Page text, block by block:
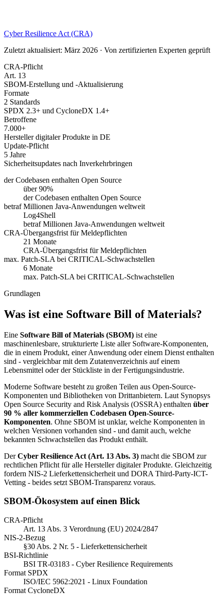
Cyber Resilience Act (CRA)
Zuletzt aktualisiert: März 2026 · Von zertifizierten Experten geprüft
CRA-Pflicht
Art. 13
SBOM-Erstellung und -Aktualisierung
Formate
2 Standards
SPDX 2.3+ und CycloneDX 1.4+
Betroffene
7.000+
Hersteller digitaler Produkte in DE
Update-Pflicht
5 Jahre
Sicherheitsupdates nach Inverkehrbringen
der Codebasen enthalten Open Source
über 90%
der Codebasen enthalten Open Source
betraf Millionen Java-Anwendungen weltweit
Log4Shell
betraf Millionen Java-Anwendungen weltweit
CRA-Übergangsfrist für Meldepflichten
21 Monate
CRA-Übergangsfrist für Meldepflichten
max. Patch-SLA bei CRITICAL-Schwachstellen
6 Monate
max. Patch-SLA bei CRITICAL-Schwachstellen
Grundlagen
Was ist eine Software Bill of Materials?
Eine Software Bill of Materials (SBOM) ist eine
maschinenlesbare, strukturierte Liste aller Software-Komponenten,
die in einem Produkt, einer Anwendung oder einem Dienst enthalten
sind - vergleichbar mit dem Zutatenverzeichnis auf einem
Lebensmittel oder der Stückliste in der Fertigungsindustrie.
Moderne Software besteht zu großen Teilen aus Open-Source-
Komponenten und Bibliotheken von Drittanbietern. Laut Synopsys
Open Source Security and Risk Analysis (OSSRA) enthalten über
90 % aller kommerziellen Codebasen Open-Source-
Komponenten. Ohne SBOM ist unklar, welche Komponenten in
welchen Versionen vorhanden sind - und damit auch, welche
bekannten Schwachstellen das Produkt enthält.
DerCyber Resilience Act (Art. 13 Abs. 3) macht die SBOM zur
rechtlichen Pflicht für alle Hersteller digitaler Produkte. Gleichzeitig
fordern NIS-2 Lieferkettensicherheit und DORA Third-Party-ICT-
Vetting - beides setzt SBOM-Transparenz voraus.
SBOM-Ökosystem auf einen Blick
CRA-Pflicht
Art. 13 Abs. 3 Verordnung (EU) 2024/2847
NIS-2-Bezug
§30 Abs. 2 Nr. 5 - Lieferkettensicherheit
BSI-Richtlinie
BSI TR-03183 - Cyber Resilience Requirements
Format SPDX
ISO/IEC 5962:2021 - Linux Foundation
Format CycloneDX